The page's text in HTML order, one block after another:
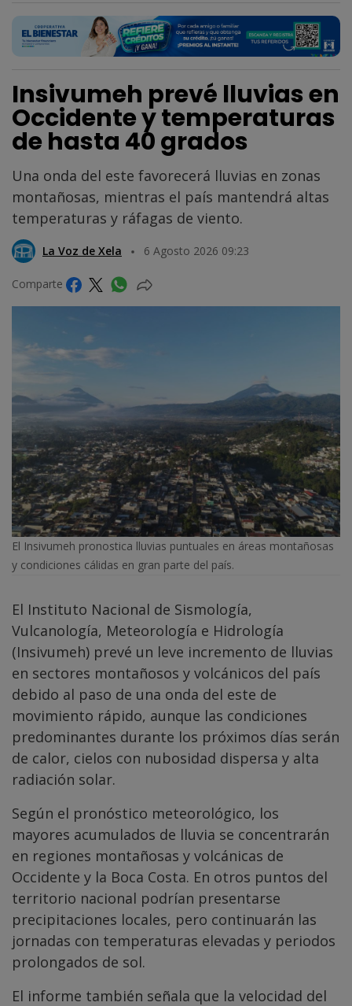
Insivumeh prevé lluvias en
Occidente y temperaturas
de hasta 40 grados
Una onda del este favorecerá lluvias en zonas
montañosas, mientras el país mantendrá altas
temperaturas y ráfagas de viento.
La Voz de Xela 6 Agosto 2026 09:23
Comparte
El Insivumeh pronostica lluvias puntuales en áreas montañosas
y condiciones cálidas en gran parte del país.
El Instituto Nacional de Sismología,
Vulcanología, Meteorología e Hidrología
(Insivumeh) prevé un leve incremento de lluvias
en sectores montañosos y volcánicos del país
debido al paso de una onda del este de
movimiento rápido, aunque las condiciones
predominantes durante los próximos días serán
de calor, cielos con nubosidad dispersa y alta
radiación solar.
Según el pronóstico meteorológico, los
mayores acumulados de lluvia se concentrarán
en regiones montañosas y volcánicas de
Occidente y la Boca Costa. En otros puntos del
territorio nacional podrían presentarse
precipitaciones locales, pero continuarán las
jornadas con temperaturas elevadas y periodos
prolongados de sol.
El informe también señala que la velocidad del